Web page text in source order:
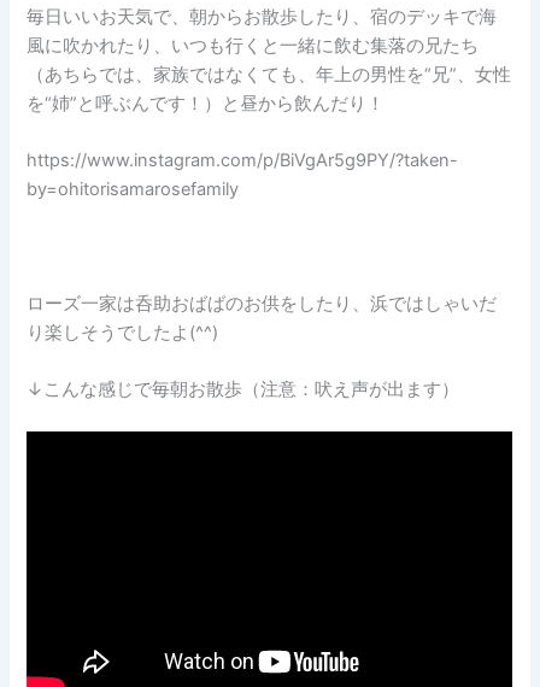
毎日いいお天気で、朝からお散歩したり、宿のデッキで海
風に吹かれたり、いつも行くと一緒に飲む集落の兄たち
（あちらでは、家族ではなくても、年上の男性を“兄”、女性
を“姉”と呼ぶんです！）と昼から飲んだり！
https://www.instagram.com/p/BiVgAr5g9PY/?taken-
by=ohitorisamarosefamily
ローズ一家は呑助おばばのお供をしたり、浜ではしゃいだ
り楽しそうでしたよ(^^)
↓こんな感じで毎朝お散歩（注意：吠え声が出ます）